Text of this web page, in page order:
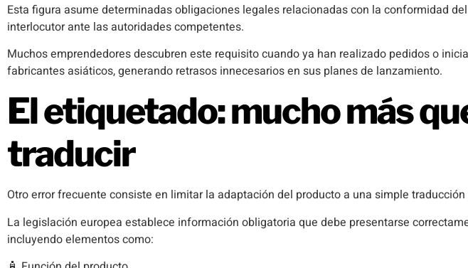
Esta figura asume determinadas obligaciones legales relacionadas con la conformidad
interlocutor ante las autoridades competentes.
Muchos emprendedores descubren este requisito cuando ya han realizado pedidos o
fabricantes asiáticos, generando retrasos innecesarios en sus planes de lanzamiento.
El etiquetado: mucho más
traducir
Otro error frecuente consiste en limitar la adaptación del producto a una simple
La legislación europea establece información obligatoria que debe presentarse
incluyendo elementos como: